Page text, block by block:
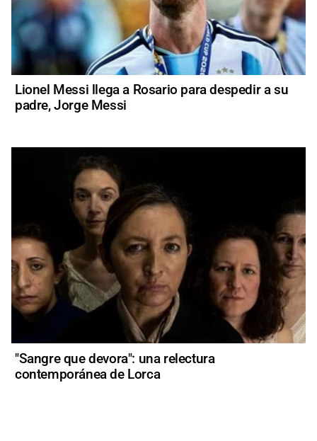
Lionel Messi llega a Rosario para despedir a su
padre, Jorge Messi
"Sangre que devora": una relectura
contemporánea de Lorca